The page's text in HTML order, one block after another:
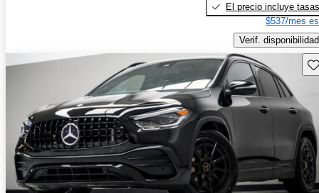
El precio incluye tasas
$537/mes
Verif. disponibilidad